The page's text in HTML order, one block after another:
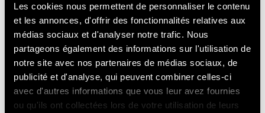
Les cookies nous permettent de personnaliser le contenu
et les annonces, d'offrir des fonctionnalités relatives aux
médias sociaux et d'analyser notre trafic. Nous
partageons également des informations sur l'utilisation de
notre site avec nos partenaires de médias sociaux, de
publicité et d'analyse, qui peuvent combiner celles-ci
avec d'autres informations que vous leur avez fournies
ou qu'ils ont collectées lors de votre utilisation de leurs
ALSO WORTH
DISCOVERING...